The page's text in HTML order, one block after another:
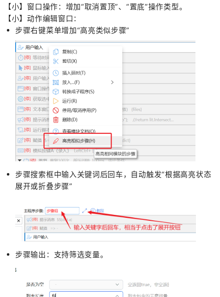
【小】窗口操作：增加“取消置顶”、“置底”操作类型。
【小】动作编辑窗口：
步骤右键菜单增加“高亮类似步骤”
步骤搜索框中输入关键词后回车，自动触发“根据高亮状态
展开或折叠步骤”
步骤输出：支持筛选变量。